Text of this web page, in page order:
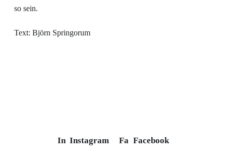
so sein.
Text: Björn Springorum
In Instagram Fa Facebook